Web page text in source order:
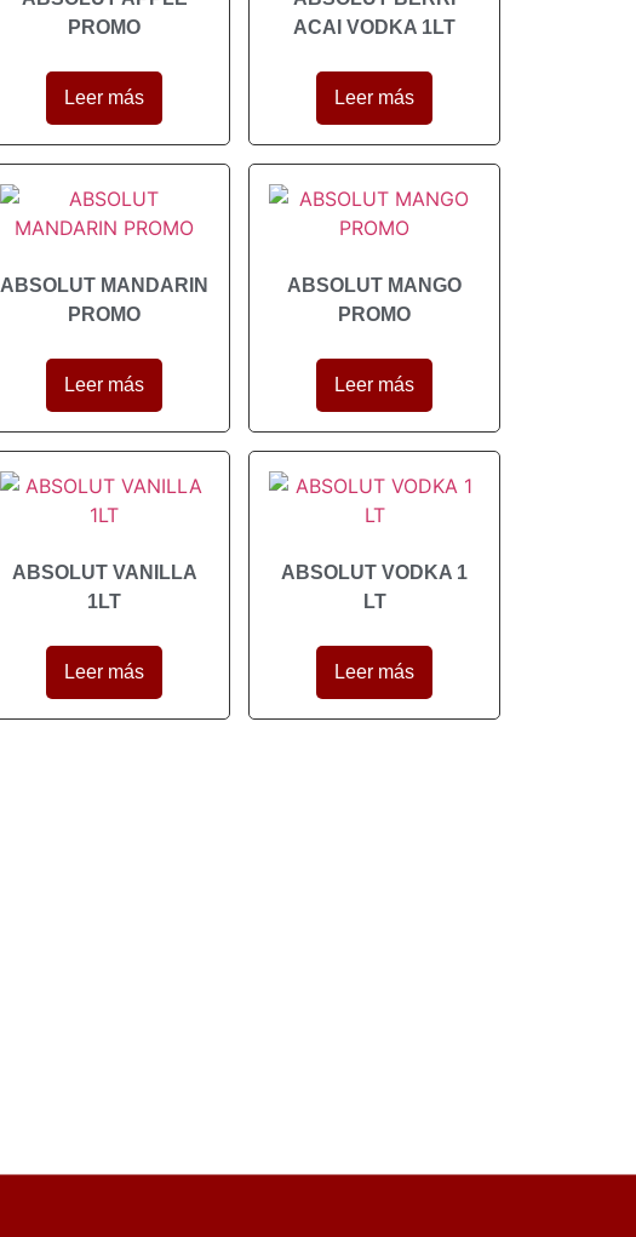
PROMO
Leer más
ACAI VODKA 1LT
Leer más
ABSOLUT MANDARIN
PROMO
Leer más
ABSOLUT MANGO
PROMO
Leer más
ABSOLUT VANILLA
1LT
Leer más
ABSOLUT VODKA 1
LT
Leer más